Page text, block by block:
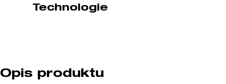
Technologie
Opis produktu